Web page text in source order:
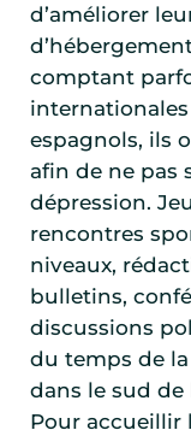
d’améliorer
comptant
espagnols, ils
afin de ne pas
dépression.
rencontres
niveaux,
bulletins,
discussions
du temps de
dans le sud de
Pour accueillir